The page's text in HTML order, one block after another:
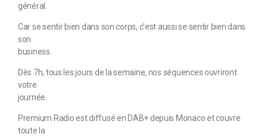
général.
Car se sentir bien dans son corps, c’est aussi se sentir bien dans
son
business.
Dès 7h, tous les jours de la semaine, nos séquences ouvriront
votre
journée.
Premium Radio est diffusé en DAB+ depuis Monaco et couvre
toute la